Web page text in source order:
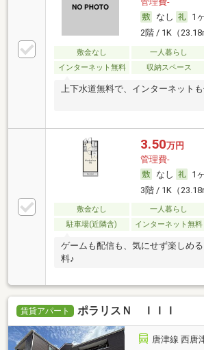
なし
1
2階 / 1K（
敷金なし 一人暮らし
インターネット無料
収納スペース
上下水道無料で、インターネット
3.50万円
管理費-
なし
1
3階 / 1K（
敷金なし 一人暮らし
駐車場(近隣含)
インターネット無料
ゲームも配信も、気にせず楽しめ
料♪
賃貸アパート ポラリスＮ ＩＩＩ
唐津線 西唐